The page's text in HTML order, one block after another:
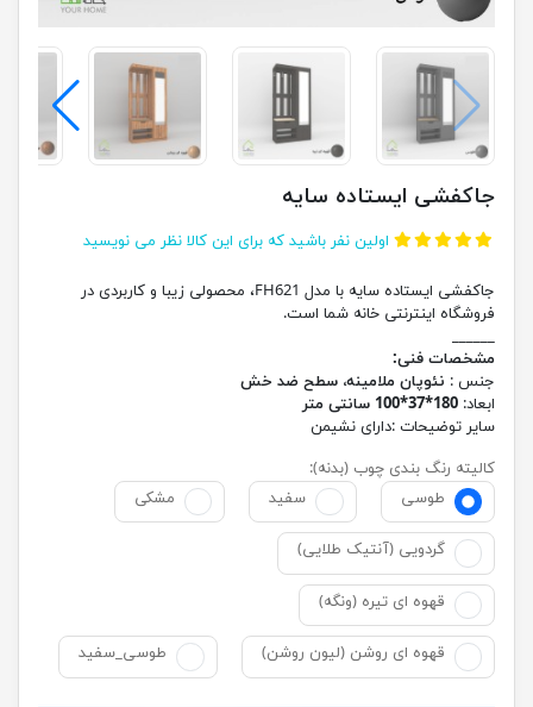
جاکفشی ایستاده سایه
اولین نفر باشید که برای این کالا نظر می نویسید
جاکفشی ایستاده سایه با مدل FH621، محصولی زیبا و کاربردی در
فروشگاه اینترنتی خانه شما است.
______
مشخصات فنی:
جنس : نئوپان ملامینه، سطح ضد خش
ابعاد: 180*37*100 سانتی متر
سایر توضیحات :دارای نشیمن
کالیته رنگ بندی چوب (بدنه):
طوسی
سفید مشکی
گردویی (آنتیک طلایی)
قهوه ای تیره (ونگه)
قهوه ای روشن (لیون روشن) طوسی_سفید